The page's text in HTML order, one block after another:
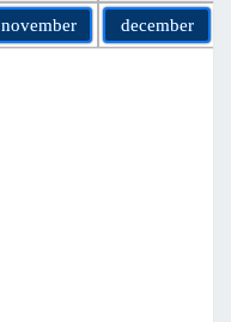
november december